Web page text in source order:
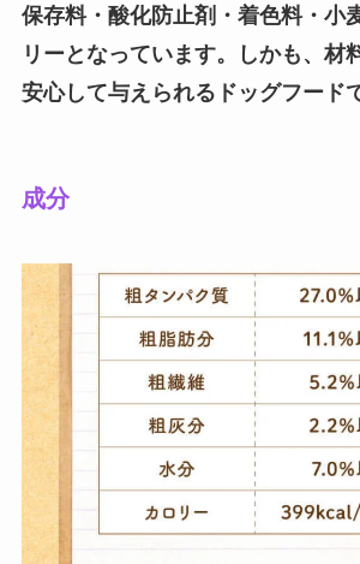
保存料・酸化防止剤・着色料・小
リーとなっています。しかも、材
安心して与えられるドッグフード
成分